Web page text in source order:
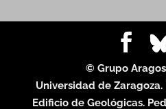
© Grupo
Universidad de
Edificio de Geológicas.